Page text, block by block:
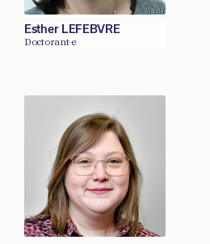
Esther LEFEBVRE
Doctorant·e